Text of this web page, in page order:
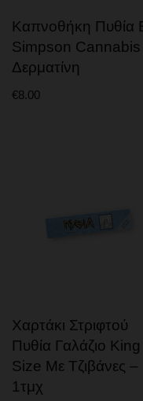
Καπνοθήκη Πυθία
Simpson Cannabis
Δερματίνη
€8.00
Χαρτάκι Στριφτού
Πυθία Γαλάζιο King
Size Με Τζιβάνες –
1τμχ